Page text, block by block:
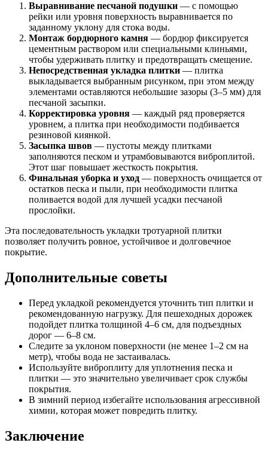
Выравнивание песчаной подушки — с помощью
рейки или уровня поверхность выравнивается по
заданному уклону для стока воды.
Монтаж бордюрного камня — бордюр фиксируется
цементным раствором или специальными клиньями,
чтобы удерживать плитку и предотвращать смещение.
Непосредственная укладка плитки — плитка
выкладывается выбранным рисунком, при этом между
элементами оставляются небольшие зазоры (3–5 мм) для
песчаной засыпки.
Корректировка уровня — каждый ряд проверяется
уровнем, а плитка при необходимости подбивается
резиновой киянкой.
Засыпка швов — пустоты между плитками
заполняются песком и утрамбовываются виброплитой.
Этот шаг повышает жесткость покрытия.
Финальная уборка и уход — поверхность очищается от
остатков песка и пыли, при необходимости плитка
поливается водой для лучшей усадки песчаной
прослойки.
Эта последовательность укладки тротуарной плитки
позволяет получить ровное, устойчивое и долговечное
покрытие.
Дополнительные советы
Перед укладкой рекомендуется уточнить тип плитки и
рекомендованную нагрузку. Для пешеходных дорожек
подойдет плитка толщиной 4–6 см, для подъездных
дорог — 6–8 см.
Следите за уклоном поверхности (не менее 1–2 см на
метр), чтобы вода не застаивалась.
Используйте виброплиту для уплотнения песка и
плитки — это значительно увеличивает срок службы
покрытия.
В зимний период избегайте использования агрессивной
химии, которая может повредить плитку.
Заключение